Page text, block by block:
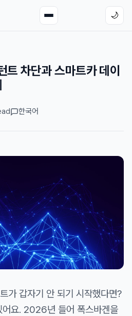
🌙
트 차단과 스마트카 데이
한국어
가 갑자기 안 되기 시작했다면?
어요. 2026년 들어 폭스바겐을